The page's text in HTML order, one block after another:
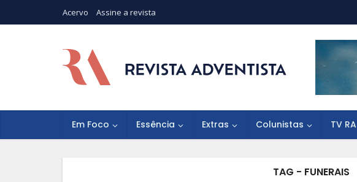
Acervo Assine a revista
Em Foco Essência Extras Colunistas TV RA
TAG - FUNERAIS